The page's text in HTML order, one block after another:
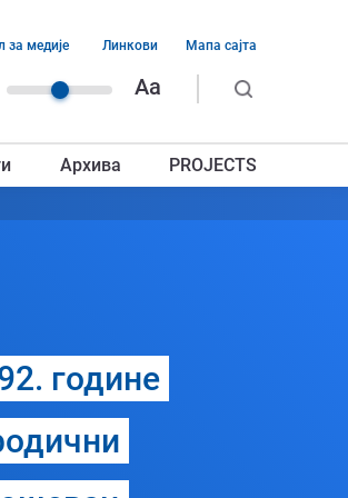
Aa
за медије Линкови Мапа сајта
Архива PROJECTS
године